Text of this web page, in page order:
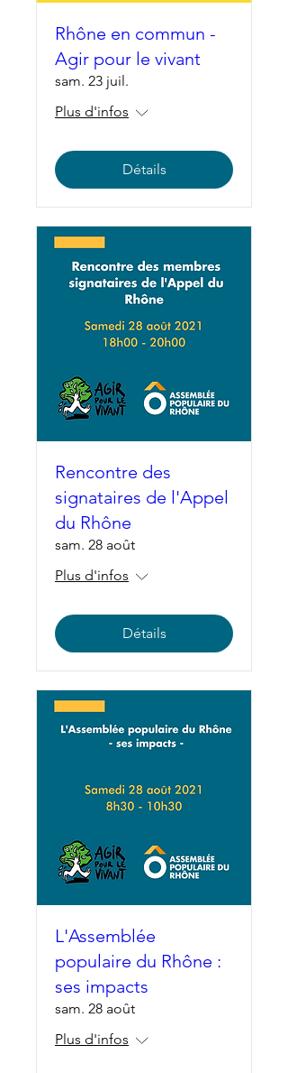
Rhône en commun -
Agir pour le vivant
sam. 23 juil.
Plus d'infos
Détails
Rencontre des
signataires de l'Appel
du Rhône
sam. 28 août
Plus d'infos
Détails
L'Assemblée
populaire du Rhône :
ses impacts
sam. 28 août
Plus d'infos